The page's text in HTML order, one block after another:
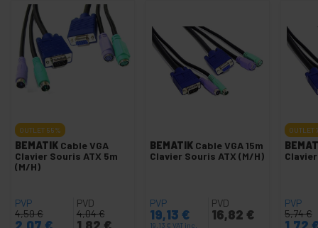
OUTLET 55%
BEMATIK Cable VGA
Clavier Souris ATX 5m
(M/H)
PVP
4,59€
PVD
4,04€
BEMATIK Cable VGA 15m
Clavier Souris ATX (M/H)
PVP
19,13 €
19,13 € VAT inc.
PVD
16,82 €
OUTLET
PVP
5,74€